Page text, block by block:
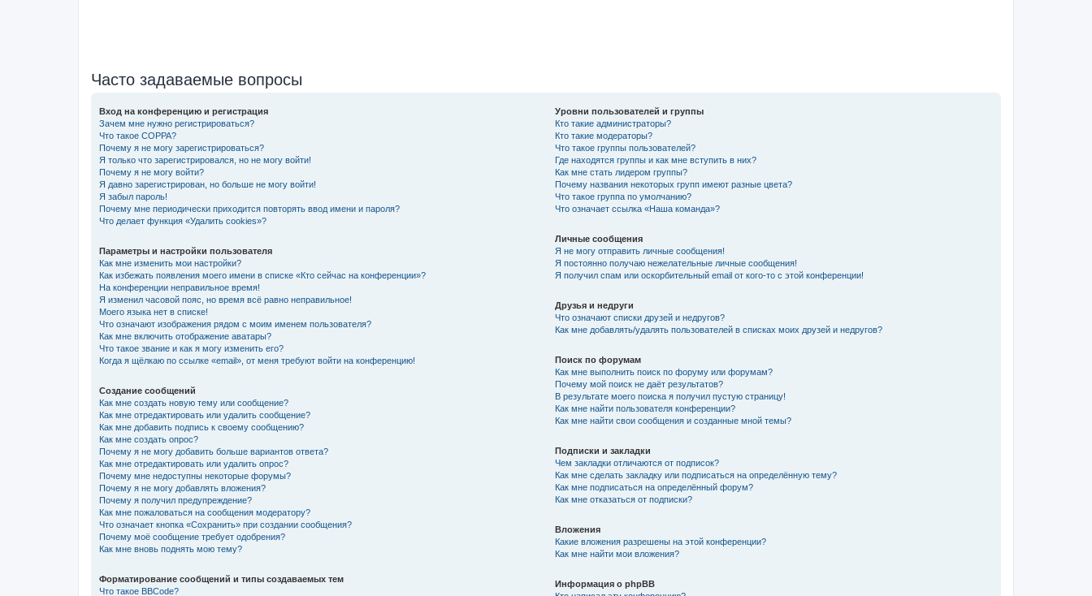
Часто задаваемые вопросы
Вход на конференцию и регистрация
Зачем мне нужно регистрироваться?
Что такое COPPA?
Почему я не могу зарегистрироваться?
Я только что зарегистрировался, но не могу войти!
Почему я не могу войти?
Я давно зарегистрирован, но больше не могу войти!
Я забыл пароль!
Почему мне периодически приходится повторять ввод имени и пароля?
Что делает функция «Удалить cookies»?
Параметры и настройки пользователя
Как мне изменить мои настройки?
Как избежать появления моего имени в списке «Кто сейчас на конференции»?
На конференции неправильное время!
Я изменил часовой пояс, но время всё равно неправильное!
Моего языка нет в списке!
Что означают изображения рядом с моим именем пользователя?
Как мне включить отображение аватары?
Что такое звание и как я могу изменить его?
Когда я щёлкаю по ссылке «email», от меня требуют войти на конференцию!
Создание сообщений
Как мне создать новую тему или сообщение?
Как мне отредактировать или удалить сообщение?
Как мне добавить подпись к своему сообщению?
Как мне создать опрос?
Почему я не могу добавить больше вариантов ответа?
Как мне отредактировать или удалить опрос?
Почему мне недоступны некоторые форумы?
Почему я не могу добавлять вложения?
Почему я получил предупреждение?
Как мне пожаловаться на сообщения модератору?
Что означает кнопка «Сохранить» при создании сообщения?
Почему моё сообщение требует одобрения?
Как мне вновь поднять мою тему?
Форматирование сообщений и типы создаваемых тем
Что такое BBCode?
Уровни пользователей и группы
Кто такие администраторы?
Кто такие модераторы?
Что такое группы пользователей?
Где находятся группы и как мне вступить в них?
Как мне стать лидером группы?
Почему названия некоторых групп имеют разные цвета?
Что такое группа по умолчанию?
Что означает ссылка «Наша команда»?
Личные сообщения
Я не могу отправить личные сообщения!
Я постоянно получаю нежелательные личные сообщения!
Я получил спам или оскорбительный email от кого-то с этой конференции!
Друзья и недруги
Что означают списки друзей и недругов?
Как мне добавлять/удалять пользователей в списках моих друзей и недругов?
Поиск по форумам
Как мне выполнить поиск по форуму или форумам?
Почему мой поиск не даёт результатов?
В результате моего поиска я получил пустую страницу!
Как мне найти пользователя конференции?
Как мне найти свои сообщения и созданные мной темы?
Подписки и закладки
Чем закладки отличаются от подписок?
Как мне сделать закладку или подписаться на определённую тему?
Как мне подписаться на определённый форум?
Как мне отказаться от подписки?
Вложения
Какие вложения разрешены на этой конференции?
Как мне найти мои вложения?
Информация о phpBB